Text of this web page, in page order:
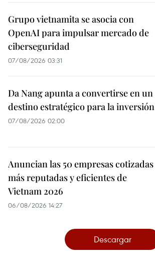
Grupo vietnamita se asocia con
OpenAI para impulsar mercado de
ciberseguridad
07/08/2026 03:31
Da Nang apunta a convertirse en un
destino estratégico para la inversión
07/08/2026 02:00
Anuncian las 50 empresas cotizadas
más reputadas y eficientes de
Vietnam 2026
06/08/2026 14:27
Descargar